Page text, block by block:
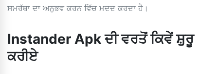
ਸਮਰੱਥਾ ਦਾ ਅਨੁਭਵ ਕਰਨ ਵਿੱਚ ਮਦਦ ਕਰਦਾ ਹੈ।
Instander Apk ਦੀ ਵਰਤੋਂ ਕਿਵੇਂ ਸ਼ੁਰੂ
ਕਰੀਏ